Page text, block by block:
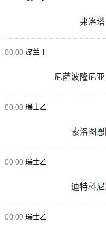
弗洛塔
00:00 波兰丁
尼萨波隆尼亚
00:00 瑞士乙
索洛图恩
00:00 瑞士乙
迪特科尼
00:00 瑞士乙